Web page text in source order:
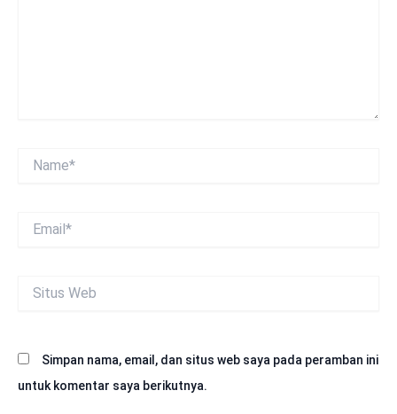
Web
Simpan nama, email, dan situs web saya pada peramban ini
untuk komentar saya berikutnya.